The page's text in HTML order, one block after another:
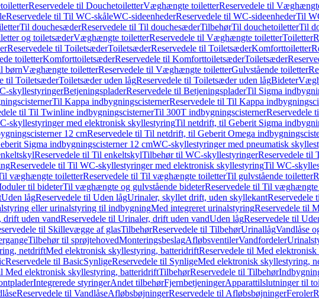
Reservedele til DouchetoiletterVæghængte toiletterReservedele til
Reservedele til Til WC-skåleWC-sideenhederReservedele til WC-sideenhederTil
Til douchesæderReservedele til Til douchesæderTilbehørTil douchetoiletterTil
og toiletsæderVæghængte toiletterReservedele til Væghængte toiletterToiletter
Reservedele til ToiletsæderToiletsæderReservedele til ToiletsæderKomforttoiletter
toiletterKomforttoiletsæderReservedele til KomforttoiletsæderToiletsæder
børnVæghængte toiletterReservedele til Væghængte toiletterGulvstående toiletter
til ToiletsæderToiletsæder uden lågReservedele til Toiletsæder uden lågBideter
skyllestyringerBetjeningspladerReservedele til BetjeningspladerTil Sigma
Til Kappa indbygningscisternerReservedele til Til Kappa
til Til Twinline indbygningscisternerTil 300T indbygningscisternerReservedele
skyllestyringer med elektronisk skyllestyringTil netdrift, til Geberit Sigma
12 cmReservedele til Til netdrift, til Geberit Omega
Sigma indbygningscisterner 12 cmWC-skyllestyringer med pneumatisk
Reservedele til Til enkeltskylTilbehør til WC-skyllestyringerReservedele til
Reservedele til Til WC-skyllestyringer med elektronisk skyllestyringTil WC-
væghængte toiletterReservedele til Til væghængte toiletterTil gulvstående toiletter
til bideterTil væghængte og gulvstående bideterReservedele til Til væghængte
Uden lågReservedele til Uden lågUrinaler, skyllet drift, uden skyllekantReservedele
eller urinalstyring til indbygningMed integreret urinalstyringReservedele til
drift uden vandReservedele til Urinaler, drift uden vandUden lågReservedele til
til Skillevægge af glasTilbehørReservedele til TilbehørUrinallågVandlåse
Tilbehør til sprøjtehovedMonteringsbeslagAfløbsventilerVandfordeler
netdriftMed elektronisk skyllestyring, batteridriftReservedele til Med
Reservedele til BasicSynligeReservedele til SynligeMed elektronisk skyllestyring,
Med elektronisk skyllestyring, batteridriftTilbehørReservedele til Tilbehør
Integrerede styringerAndet tilbehørFjernbetjeningerApparattilslutninger til
Reservedele til VandlåseAfløbsbøjningerReservedele til AfløbsbøjningerFeroler